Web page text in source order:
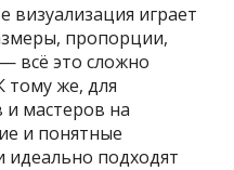
визуализация играет
пропорции,
всё это сложно
тому же, для
и мастеров на
и понятные
подходят